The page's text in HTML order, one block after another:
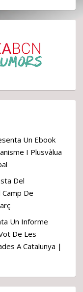
Un Ebook
I Plusvàlua
Del
De
Un Informe
De Les
A Catalunya |